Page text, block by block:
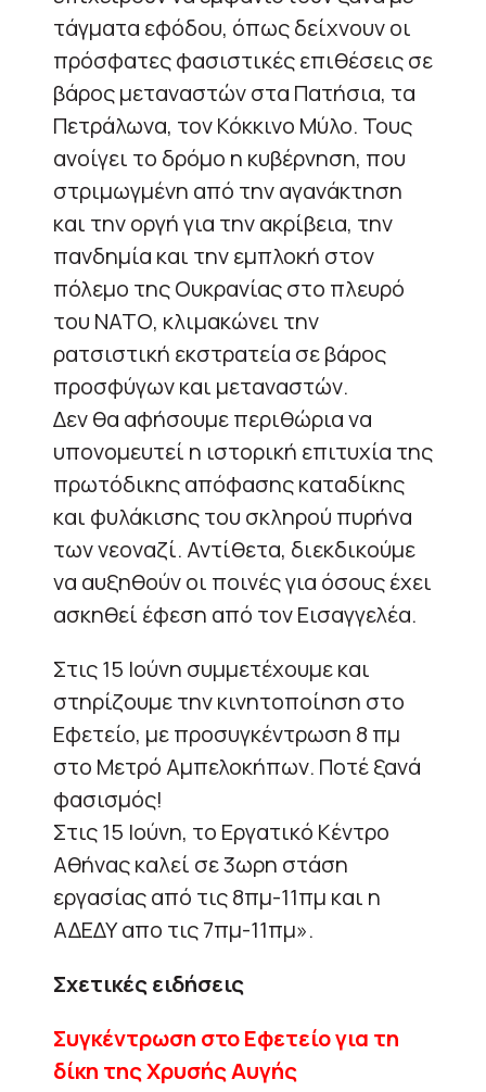
τάγματα εφόδου, όπως δείχνουν οι
πρόσφατες φασιστικές επιθέσεις σε
βάρος μεταναστών στα Πατήσια, τα
Πετράλωνα, τον Κόκκινο Μύλο. Τους
ανοίγει το δρόμο η κυβέρνηση, που
στριμωγμένη από την αγανάκτηση
και την οργή για την ακρίβεια, την
πανδημία και την εμπλοκή στον
πόλεμο της Ουκρανίας στο πλευρό
του ΝΑΤΟ, κλιμακώνει την
ρατσιστική εκστρατεία σε βάρος
προσφύγων και μεταναστών.
Δεν θα αφήσουμε περιθώρια να
υπονομευτεί η ιστορική επιτυχία της
πρωτόδικης απόφασης καταδίκης
και φυλάκισης του σκληρού πυρήνα
των νεοναζί. Αντίθετα, διεκδικούμε
να αυξηθούν οι ποινές για όσους έχει
ασκηθεί έφεση από τον Εισαγγελέα.
Στις 15 Ιούνη συμμετέχουμε και
στηρίζουμε την κινητοποίηση στο
Εφετείο, με προσυγκέντρωση 8 πμ
στο Μετρό Αμπελοκήπων. Ποτέ ξανά
φασισμός!
Στις 15 Ιούνη, το Εργατικό Κέντρο
Αθήνας καλεί σε 3ωρη στάση
εργασίας από τις 8πμ-11πμ και η
ΑΔΕΔΥ απο τις 7πμ-11πμ».
Σχετικές ειδήσεις
Συγκέντρωση στο Εφετείο για τη
δίκη της Χρυσής Αυγής